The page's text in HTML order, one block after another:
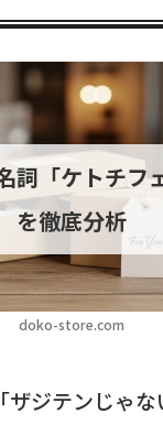
doko-store.com
詞「ケトチフ
を徹底分析
ジテンじゃな